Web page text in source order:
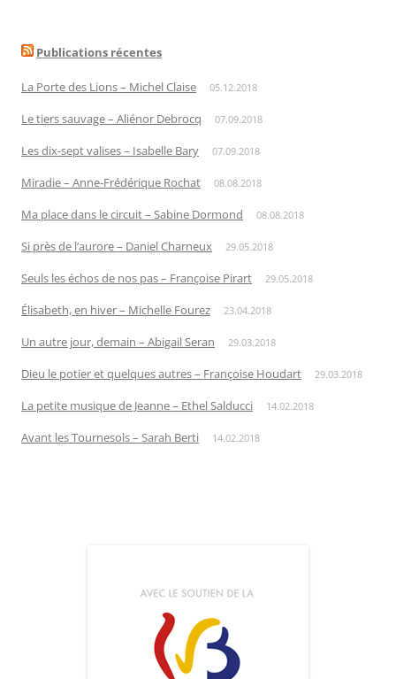
Publications récentes
La Porte des Lions – Michel Claise 05.12.2018
Le tiers sauvage – Aliénor Debrocq 07.09.2018
Les dix-sept valises – Isabelle Bary 07.09.2018
Miradie – Anne-Frédérique Rochat 08.08.2018
Ma place dans le circuit – Sabine Dormond 08.08.2018
Si près de l’aurore – Daniel Charneux 29.05.2018
Seuls les échos de nos pas – Françoise Pirart 29.05.2018
Élisabeth, en hiver – Michelle Fourez 23.04.2018
Un autre jour, demain – Abigail Seran 29.03.2018
Dieu le potier et quelques autres – Françoise Houdart 29.03.2018
La petite musique de Jeanne – Ethel Salducci 14.02.2018
Avant les Tournesols – Sarah Berti 14.02.2018